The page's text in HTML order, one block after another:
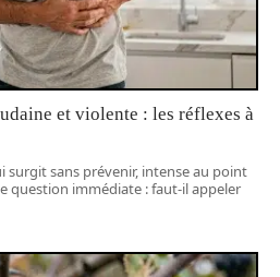
et violente : les réflexes à
sans prévenir, intense au point
question immédiate : faut-il appeler